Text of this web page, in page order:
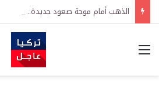
القائمة